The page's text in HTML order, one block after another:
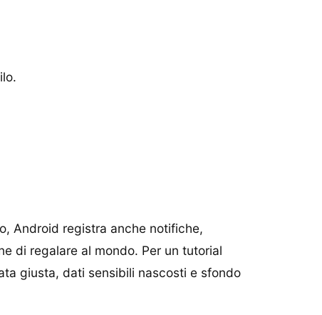
Android registra anche notifiche,
di regalare al mondo. Per un tutorial
giusta, dati sensibili nascosti e sfondo